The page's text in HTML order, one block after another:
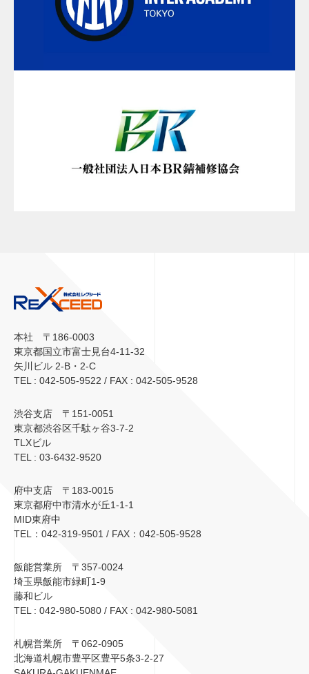
本社 〒186-0003
東京都国立市富士見台4-11-32
矢川ビル 2-B・2-C
TEL : 042-505-9522 / FAX : 042-505-9528
渋谷支店 〒151-0051
東京都渋谷区千駄ヶ谷3-7-2
TLXビル
TEL : 03-6432-9520
府中支店 〒183-0015
東京都府中市清水が丘1-1-1
MID東府中
TEL：042-319-9501 / FAX：042-505-9528
飯能営業所 〒357-0024
埼玉県飯能市緑町1-9
藤和ビル
TEL : 042-980-5080 / FAX : 042-980-5081
札幌営業所 〒062-0905
北海道札幌市豊平区豊平5条3-2-27